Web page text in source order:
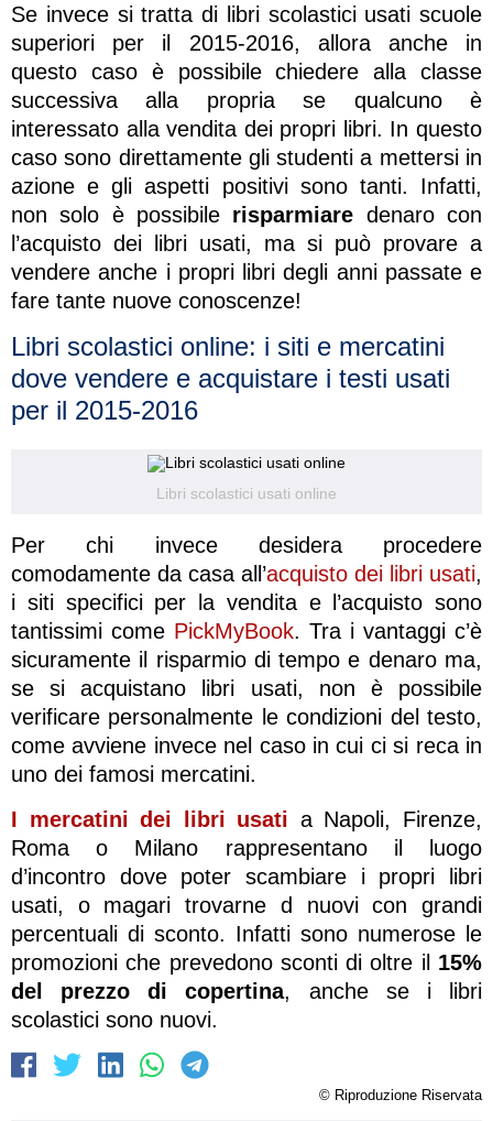
Se invece si tratta di libri scolastici usati scuole
superiori per il 2015-2016, allora anche in
questo caso è possibile chiedere alla classe
successiva alla propria se qualcuno è
interessato alla vendita dei propri libri. In questo
caso sono direttamente gli studenti a mettersi in
azione e gli aspetti positivi sono tanti. Infatti,
non solo è possibile risparmiare denaro con
l’acquisto dei libri usati, ma si può provare a
vendere anche i propri libri degli anni passate e
fare tante nuove conoscenze!
Libri scolastici online: i siti e mercatini
dove vendere e acquistare i testi usati
per il 2015-2016
Libri scolastici usati online
Per chi invece desidera procedere
comodamente da casa all’acquisto dei libri usati,
i siti specifici per la vendita e l’acquisto sono
tantissimi come PickMyBook. Tra i vantaggi c’è
sicuramente il risparmio di tempo e denaro ma,
se si acquistano libri usati, non è possibile
verificare personalmente le condizioni del testo,
come avviene invece nel caso in cui ci si reca in
uno dei famosi mercatini.
I mercatini dei libri usati a Napoli, Firenze,
Roma o Milano rappresentano il luogo
d’incontro dove poter scambiare i propri libri
usati, o magari trovarne d nuovi con grandi
percentuali di sconto. Infatti sono numerose le
promozioni che prevedono sconti di oltre il 15%
del prezzo di copertina, anche se i libri
scolastici sono nuovi.
© Riproduzione Riservata